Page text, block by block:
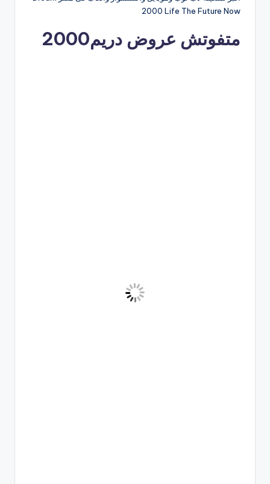
2000 Life The Future Now
متفوتش عروض دريم2000